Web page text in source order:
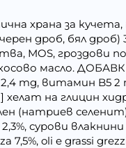
храна за
дроб, бял дроб)
MOS, гроздови
масло.
mg, витамин B5
хелат на глицин
(натриев
2,3%, сурови
7,5%, oli e grassi